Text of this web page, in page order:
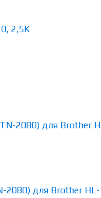
для Brother HL-